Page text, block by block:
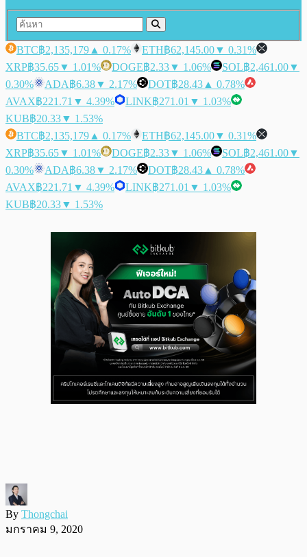
BTC฿2,135,179 ▲ 0.17% ETH฿62,145.00▼ 0.31%
XRP฿35.65▼ 1.01% DOGE฿2.33▼ 1.06% SOL฿2,461.00▼
0.30%
ADA฿6.38▼ 2.17% DOT฿28.43 ▲ 0.78%
AVAX฿221.71 ▼ 4.39% LINK฿271.01 ▼ 1.03%
KUB฿20.33▼ 1.53%
BTC฿2,135,179 ▲ 0.17% ETH฿62,145.00▼ 0.31%
XRP฿35.65▼ 1.01% DOGE฿2.33▼ 1.06% SOL฿2,461.00▼
0.30%
ADA฿6.38▼ 2.17% DOT฿28.43 ▲ 0.78%
AVAX฿221.71 ▼ 4.39% LINK฿271.01 ▼ 1.03%
KUB฿20.33▼ 1.53%
By Thongchai
มกราคม 9, 2020